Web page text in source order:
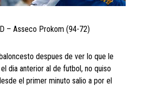
– Asseco Prokom (94-72)
despues de ver lo que le
dia anterior al de futbol, no quiso
el primer minuto salio a por el